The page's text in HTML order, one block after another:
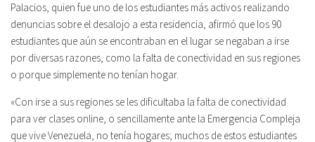
Palacios, quien fue uno de los estudiantes más activos realizando
denuncias sobre el desalojo a esta residencia, afirmó que los 90
estudiantes que aún se encontraban en el lugar se negaban a irse
por diversas razones, como la falta de conectividad en sus regiones
o porque simplemente no tenían hogar.
«Con irse a sus regiones se les dificultaba la falta de conectividad
para ver clases online, o sencillamente ante la Emergencia Compleja
que vive Venezuela, no tenía hogares; muchos de estos estudiantes